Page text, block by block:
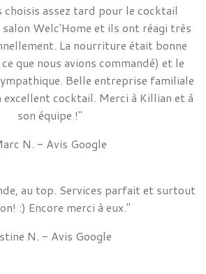
choisis assez tard pour le cocktail
Welc'Home et ils ont réagi très
La nourriture était bonne
que nous avions commandé) et le
Belle entreprise familiale
excellent cocktail. Merci à Killian et à
son équipe !"
N. - Avis Google
au top. Services parfait et surtout
:) Encore merci à eux."
N. - Avis Google